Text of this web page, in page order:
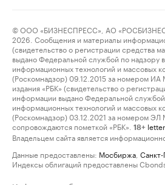
© ООО «БИЗНЕСПРЕСС», АО
2026. Сообщения и материалы
(свидетельство о регистрации средства
выдано Федеральной службой по надзору
информационных технологий и массовых
(Роскомнадзор) 09.12.2015 за номером
издания «РБК» (свидетельство о
информации выдано Федеральной
информационных технологий и массовых
(Роскомнадзор) 03.12.2021 за номером
сопровождаются пометкой «РБК».
18+
Владельцем сайта является
Данные предоставлены: Мосбиржа
Индексы облигаций предоставлены